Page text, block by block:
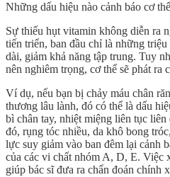
Những dấu hiệu nào cảnh báo cơ
Sự thiếu hụt vitamin không diễn ra
tiến triển, ban đầu chỉ là những
dài, giảm khả năng tập trung. Tuy
nên nghiêm trọng, cơ thể sẽ phát ra
Ví dụ, nếu bạn bị chảy máu chân
thương lâu lành, đó có thể là dấu
bì chân tay, nhiệt miệng liên tục
đó, rụng tóc nhiều, da khô bong
lực suy giảm vào ban đêm lại cảnh
của các vi chất nhóm A, D, E. Việc
giúp bác sĩ đưa ra chẩn đoán chính